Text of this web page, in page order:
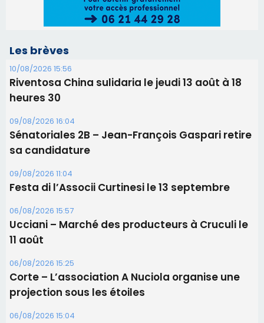
Riventosa China sulidaria le jeudi 13 août à 18
heures 30
09/08/2026 16:04
Sénatoriales 2B – Jean-François Gaspari retire
sa candidature
09/08/2026 11:04
Festa di l’Associi Curtinesi le 13 septembre
06/08/2026 15:57
Ucciani – Marché des producteurs à Cruculi le
11 août
06/08/2026 15:25
Corte – L’association A Nuciola organise une
projection sous les étoiles
06/08/2026 15:04
Alata - Soirée Tango Argentin au stade de San
Benedetto